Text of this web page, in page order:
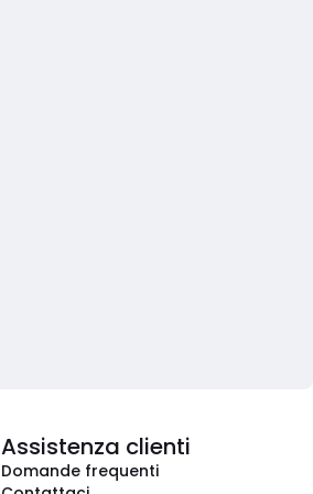
Assistenza clienti
Domande frequenti